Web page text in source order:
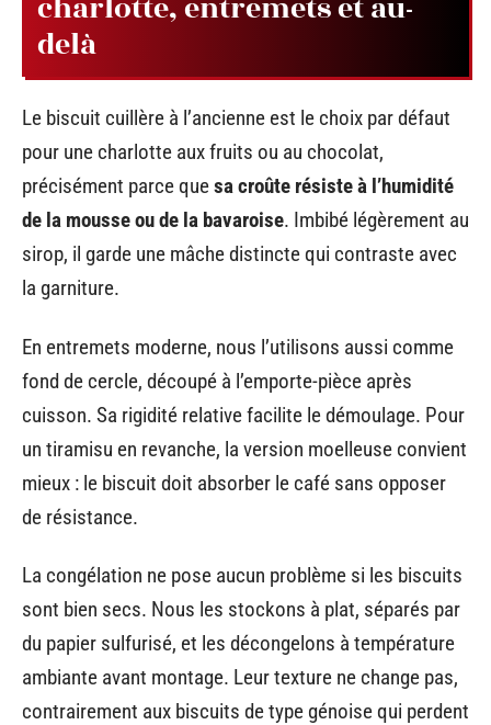
delà
Le biscuit cuillère à l’ancienne est le choix par défaut
pour une charlotte aux fruits ou au chocolat,
précisément parce quesa croûte résiste à l’humidité
de la mousse ou de la bavaroise. Imbibé légèrement au
sirop, il garde une mâche distincte qui contraste avec
la garniture.
En entremets moderne, nous l’utilisons aussi comme
fond de cercle, découpé à l’emporte-pièce après
cuisson. Sa rigidité relative facilite le démoulage. Pour
un tiramisu en revanche, la version moelleuse convient
mieux : le biscuit doit absorber le café sans opposer
de résistance.
La congélation ne pose aucun problème si les biscuits
sont bien secs. Nous les stockons à plat, séparés par
du papier sulfurisé, et les décongelons à température
ambiante avant montage. Leur texture ne change pas,
contrairement aux biscuits de type génoise qui perdent